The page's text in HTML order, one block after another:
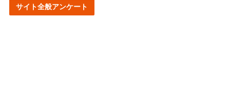
サイト全般アンケート